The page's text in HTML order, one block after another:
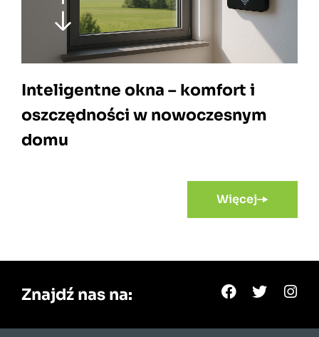
Inteligentne okna – komfort i
oszczędności w nowoczesnym
domu
Więcej
Znajdź nas na: